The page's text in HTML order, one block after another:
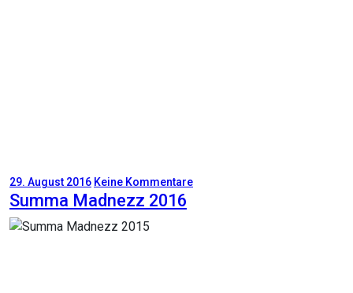
29. August 2016 Keine Kommentare
Summa Madnezz 2016